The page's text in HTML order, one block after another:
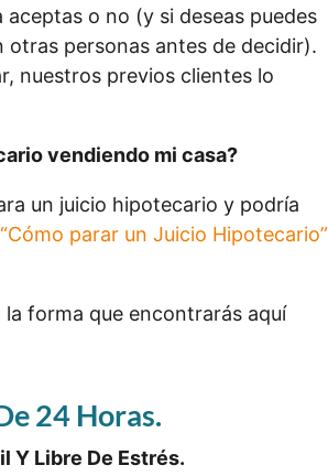
o no (y si deseas puedes
personas antes de decidir).
nuestros previos clientes lo
vendiendo mi casa?
un juicio hipotecario y podría
“Cómo parar un Juicio Hipotecario”
la forma que encontrarás aquí
24 Horas.
Y Libre De Estrés.